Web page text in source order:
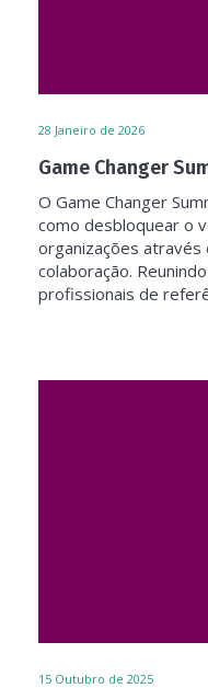
28 Janeiro de 2026
Game Changer
O Game Changer
como desbloquear o
organizações através
colaboração.
profissionais de
15 Outubro de 2025